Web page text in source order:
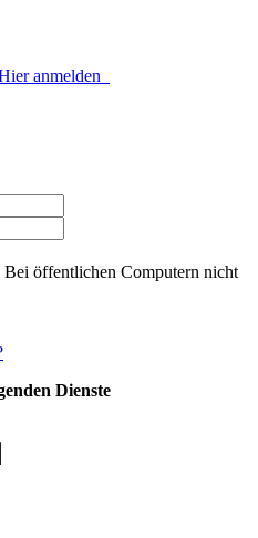
anmelden
Bei öffentlichen Computern nicht
Dienste